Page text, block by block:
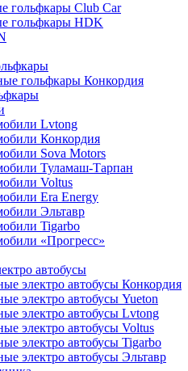
гольфкары Club Car
гольфкары HDK
гольфкары Конкордия
Lvtong
Конкордия
Sova Motors
Туламаш-Тарпан
Voltus
Era Energy
Эльтавр
Tigarbo
«Прогресс»
автобусы
электро автобусы Конкордия
электро автобусы Yueton
электро автобусы Lvtong
электро автобусы Voltus
электро автобусы Tigarbo
электро автобусы Эльтавр